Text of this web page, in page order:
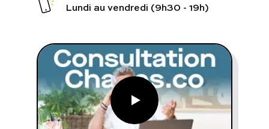
Prenez soin de vous :
Consultez un médecin
Vous avez des questions :
Lundi au vendredi (9h30 - 19h)